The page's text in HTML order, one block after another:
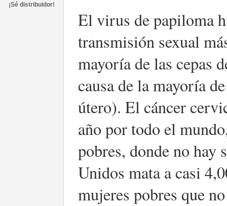
¡Sé distribuidor!
El virus de papiloma
transmisión sexual
mayoría de las cepas
causa de la mayoría
útero). El cáncer
año por todo el
pobres, donde no hay
Unidos mata a casi
mujeres pobres que